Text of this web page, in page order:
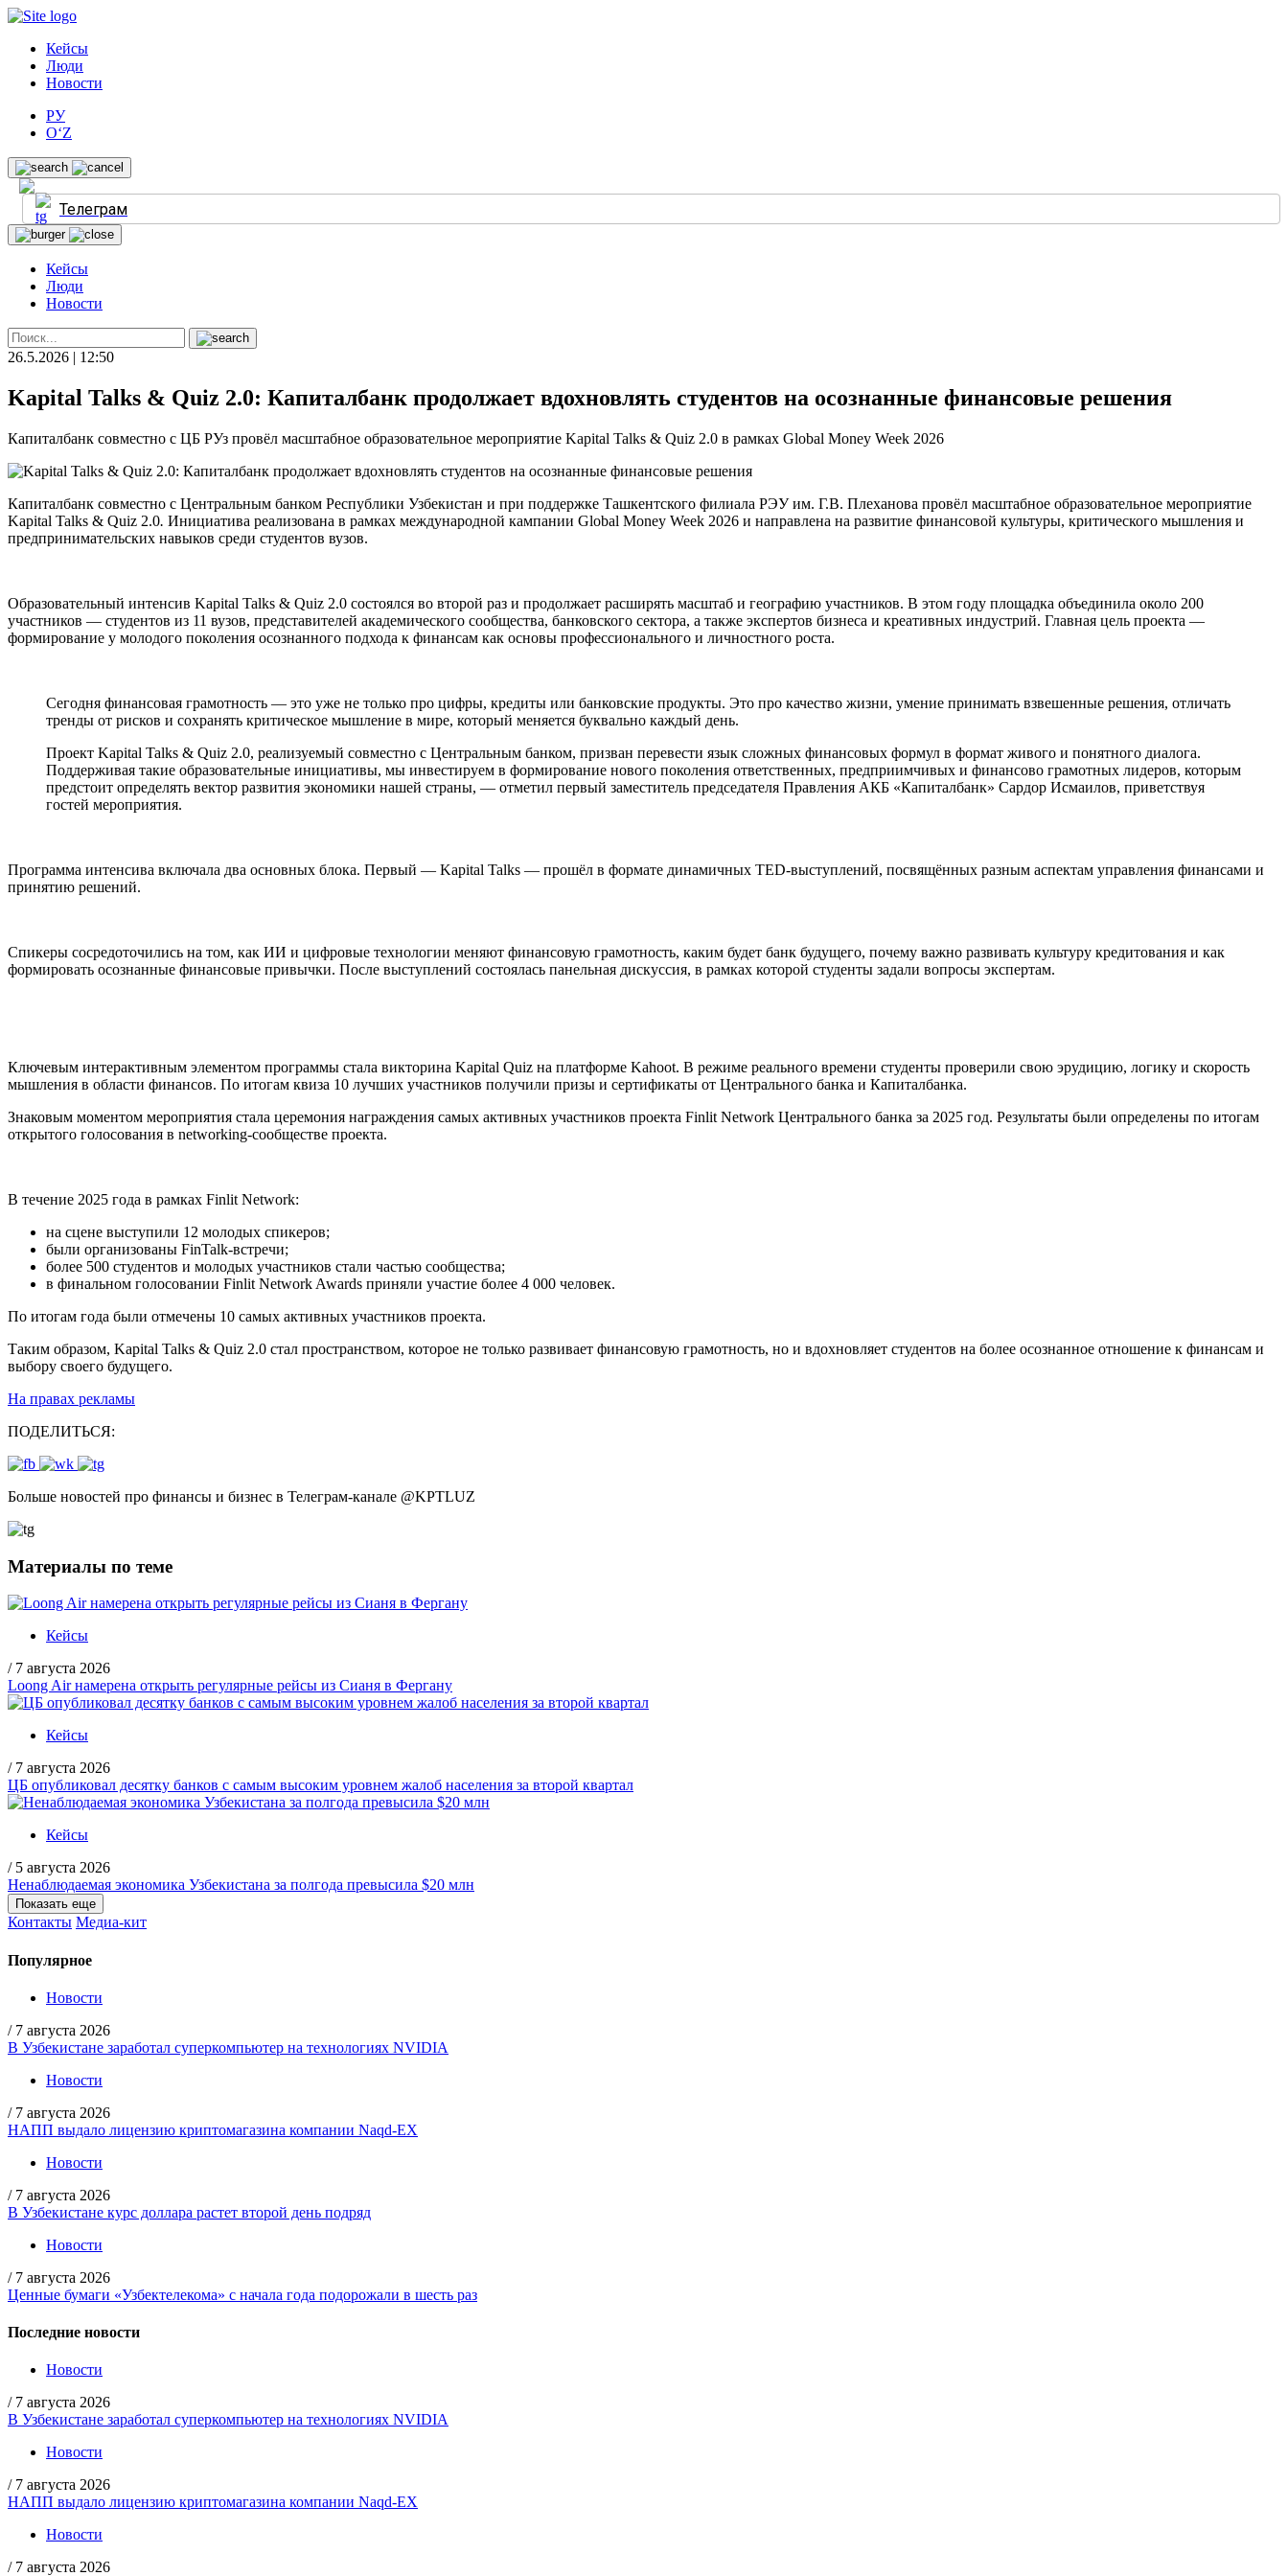
Кейсы
Люди
Новости
РУ
O‘Z
Телеграм
Кейсы
Люди
Новости
26.5.2026 | 12:50
Kapital Talks & Quiz 2.0: Капиталбанк продолжает вдохновлять студентов на осознанные финансовые решения
Капиталбанк совместно с ЦБ РУз провёл масштабное образовательное мероприятие Kapital Talks & Quiz 2.0 в рамках Global Money Week 2026
Капиталбанк совместно с Центральным банком Республики Узбекистан и при поддержке Ташкентского филиала РЭУ им. Г.В. Плеханова провёл масштабное образовательное мероприятие
Kapital Talks & Quiz 2.0. Инициатива реализована в рамках международной кампании Global Money Week 2026 и направлена на развитие финансовой культуры, критического мышления и
предпринимательских навыков среди студентов вузов.
Образовательный интенсив Kapital Talks & Quiz 2.0 состоялся во второй раз и продолжает расширять масштаб и географию участников. В этом году площадка объединила около 200
участников — студентов из 11 вузов, представителей академического сообщества, банковского сектора, а также экспертов бизнеса и креативных индустрий. Главная цель проекта —
формирование у молодого поколения осознанного подхода к финансам как основы профессионального и личностного роста.
Сегодня финансовая грамотность — это уже не только про цифры, кредиты или банковские продукты. Это про качество жизни, умение принимать взвешенные решения, отличать
тренды от рисков и сохранять критическое мышление в мире, который меняется буквально каждый день.
Проект Kapital Talks & Quiz 2.0, реализуемый совместно с Центральным банком, призван перевести язык сложных финансовых формул в формат живого и понятного диалога.
Поддерживая такие образовательные инициативы, мы инвестируем в формирование нового поколения ответственных, предприимчивых и финансово грамотных лидеров, которым
предстоит определять вектор развития экономики нашей страны, — отметил первый заместитель председателя Правления АКБ «Капиталбанк» Сардор Исмаилов, приветствуя
гостей мероприятия.
Программа интенсива включала два основных блока. Первый — Kapital Talks — прошёл в формате динамичных TED-выступлений, посвящённых разным аспектам управления финансами и
принятию решений.
Спикеры сосредоточились на том, как ИИ и цифровые технологии меняют финансовую грамотность, каким будет банк будущего, почему важно развивать культуру кредитования и как
формировать осознанные финансовые привычки. После выступлений состоялась панельная дискуссия, в рамках которой студенты задали вопросы экспертам.
Ключевым интерактивным элементом программы стала викторина Kapital Quiz на платформе Kahoot. В режиме реального времени студенты проверили свою эрудицию, логику и скорость
мышления в области финансов. По итогам квиза 10 лучших участников получили призы и сертификаты от Центрального банка и Капиталбанка.
Знаковым моментом мероприятия стала церемония награждения самых активных участников проекта Finlit Network Центрального банка за 2025 год. Результаты были определены по итогам
открытого голосования в networking-сообществе проекта.
В течение 2025 года в рамках Finlit Network:
на сцене выступили 12 молодых спикеров;
были организованы FinTalk-встречи;
более 500 студентов и молодых участников стали частью сообщества;
в финальном голосовании Finlit Network Awards приняли участие более 4 000 человек.
По итогам года были отмечены 10 самых активных участников проекта.
Таким образом, Kapital Talks & Quiz 2.0 стал пространством, которое не только развивает финансовую грамотность, но и вдохновляет студентов на более осознанное отношение к финансам и
выбору своего будущего.
На правах рекламы
ПОДЕЛИТЬСЯ:
Больше новостей про финансы и бизнес в Телеграм-канале @KPTLUZ
Материалы по теме
Кейсы
/ 7 августа 2026
Loong Air намерена открыть регулярные рейсы из Сианя в Фергану
Кейсы
/ 7 августа 2026
ЦБ опубликовал десятку банков с самым высоким уровнем жалоб населения за второй квартал
Кейсы
/ 5 августа 2026
Ненаблюдаемая экономика Узбекистана за полгода превысила $20 млн
Показать еще
Контакты Медиа-кит
Популярное
Новости
/ 7 августа 2026
В Узбекистане заработал суперкомпьютер на технологиях NVIDIA
Новости
/ 7 августа 2026
НАПП выдало лицензию криптомагазина компании Naqd-EX
Новости
/ 7 августа 2026
В Узбекистане курс доллара растет второй день подряд
Новости
/ 7 августа 2026
Ценные бумаги «Узбектелекома» с начала года подорожали в шесть раз
Последние новости
Новости
/ 7 августа 2026
В Узбекистане заработал суперкомпьютер на технологиях NVIDIA
Новости
/ 7 августа 2026
НАПП выдало лицензию криптомагазина компании Naqd-EX
Новости
/ 7 августа 2026